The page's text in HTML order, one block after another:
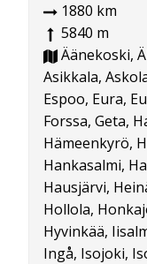
1880 km
5840 m
Äänekoski,
Asikkala,
Espoo, Eura,
Forssa, Geta,
Hämeenkyrö,
Hankasalmi,
Hausjärvi,
Hollola,
Hyvinkää,
Ingå, Isojoki,